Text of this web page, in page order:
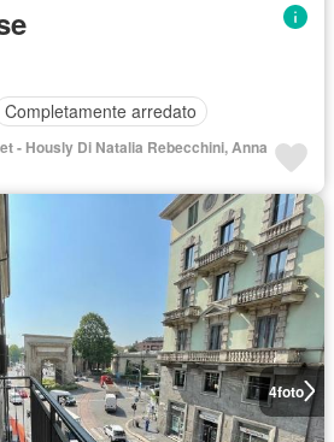
Completamente arredato
- Hously Di Natalia Rebecchini, Anna
4foto